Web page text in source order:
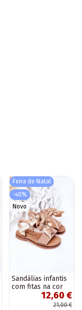
Feira de Natal
-40%
Novo
Sandálias infantis
com fitas na cor
12,60 €
21,00 €